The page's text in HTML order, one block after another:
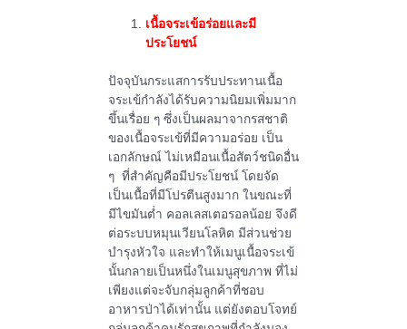
เนื้อจระเข้อร่อยและมี
ประโยชน์
ปัจจุบันกระแสการรับประทานเนื้อ
จระเข้กำลังได้รับความนิยมเพิ่มมาก
ขึ้นเรื่อย ๆ ซึ่งเป็นผลมาจากรสชาติ
ของเนื้อจระเข้ที่มีความอร่อย เป็น
เอกลักษณ์ ไม่เหมือนเนื้อสัตว์ชนิดอื่น
ๆ ที่สำคัญคือมีประโยชน์ โดยจัด
เป็นเนื้อที่มีโปรตีนสูงมาก ในขณะที่
มีไขมันต่ำ คอลเลสเตอรอลน้อย จึงดี
ต่อระบบหมุนเวียนโลหิต มีส่วนช่วย
บำรุงหัวใจ และทำให้เมนูเนื้อจระเข้
นั้นกลายเป็นหนึ่งในเมนูสุขภาพ ที่ไม่
เพียงแต่จะจับกลุ่มลูกค้าที่ชอบ
อาหารป่าได้เท่านั้น แต่ยังตอบโจทย์